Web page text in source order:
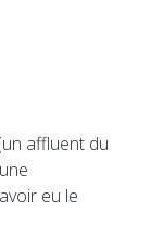
affluent du
eu le